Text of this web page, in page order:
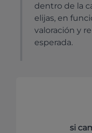
dentro de la
elijas, en
valoración y
esperada.
si